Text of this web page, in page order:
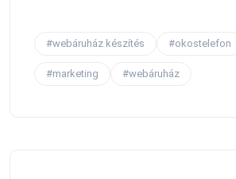
#webáruház készítés #okostelefon
#marketing #webáruház